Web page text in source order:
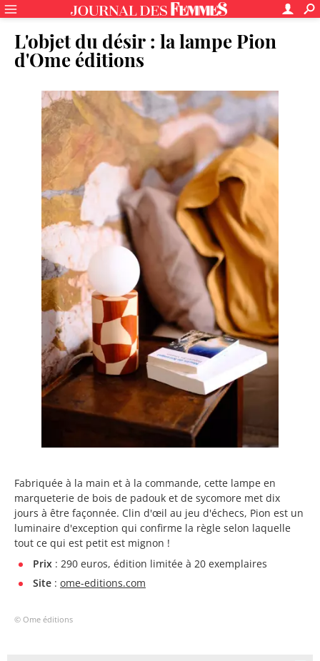
L'objet du désir : la lampe Pion
d'Ome éditions
Fabriquée à la main et à la commande, cette lampe en
marqueterie de bois de padouk et de sycomore met dix
jours à être façonnée. Clin d'œil au jeu d'échecs, Pion est un
luminaire d'exception qui confirme la règle selon laquelle
tout ce qui est petit est mignon !
Prix : 290 euros, édition limitée à 20 exemplaires
Site : ome-editions.com
© Ome éditions